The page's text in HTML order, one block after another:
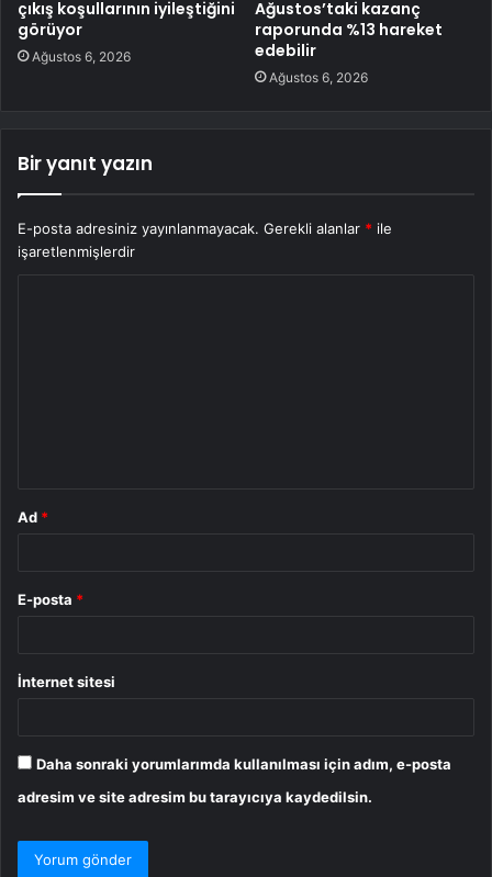
çıkış koşullarının iyileştiğini
görüyor
Ağustos 6, 2026
Ağustos’taki kazanç
raporunda %13 hareket
edebilir
Ağustos 6, 2026
Bir yanıt yazın
E-posta adresiniz yayınlanmayacak. Gerekli alanlar * ile
işaretlenmişlerdir
Ad *
E-posta *
İnternet sitesi
Daha sonraki yorumlarımda kullanılması için adım, e-posta
adresim ve site adresim bu tarayıcıya kaydedilsin.